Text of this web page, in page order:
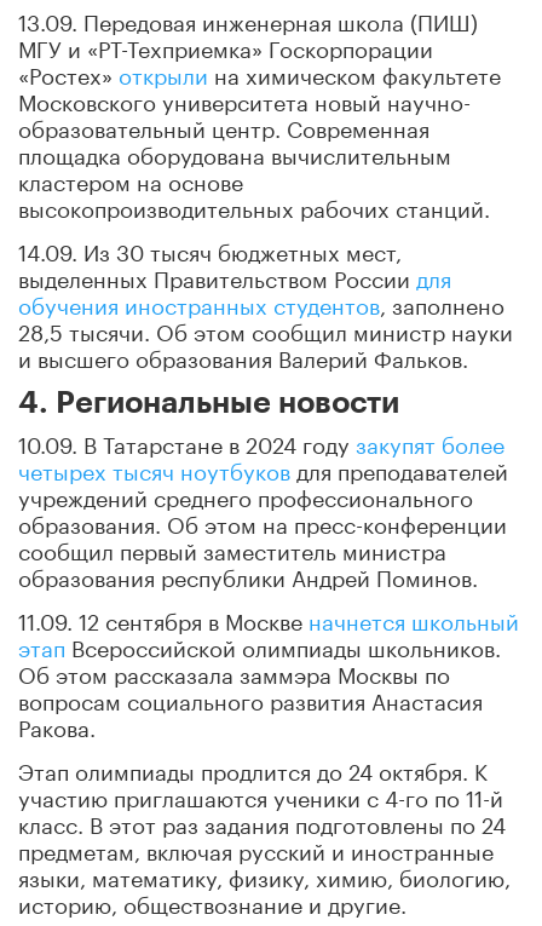
13.09. Передовая инженерная школа (ПИШ)
МГУ и «РТ-Техприемка» Госкорпорации
«Ростех» открыли на химическом факультете
Московского университета новый научно-
образовательный центр. Современная
площадка оборудована вычислительным
кластером на основе
высокопроизводительных рабочих станций.
14.09. Из 30 тысяч бюджетных мест,
выделенных Правительством России для
обучения иностранных студентов , заполнено
28,5 тысячи. Об этом сообщил министр науки
и высшего образования Валерий Фальков.
4. Региональные новости
10.09. В Татарстане в 2024 году закупят более
четырех тысяч ноутбуков для преподавателей
учреждений среднего профессионального
образования. Об этом на пресс-конференции
сообщил первый заместитель министра
образования республики Андрей Поминов.
11.09. 12 сентября в Москве начнется школьный
этап Всероссийской олимпиады школьников.
Об этом рассказала заммэра Москвы по
вопросам социального развития Анастасия
Ракова.
Этап олимпиады продлится до 24 октября. К
участию приглашаются ученики с 4-го по 11-й
класс. В этот раз задания подготовлены по 24
предметам, включая русский и иностранные
языки, математику, физику, химию, биологию,
историю, обществознание и другие.